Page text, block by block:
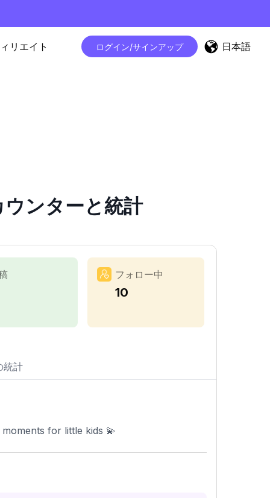
リエイト ログイン/サインアップ 日本語
ンターと統計
フォロー中
10
統計
for little kids 💫